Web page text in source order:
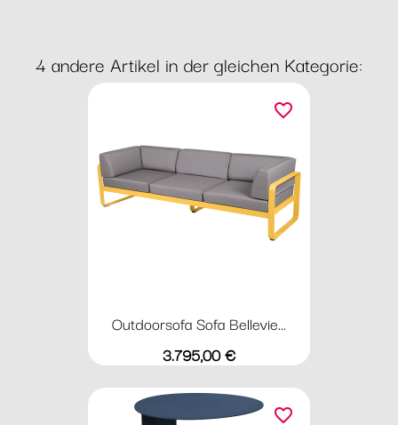
4 andere Artikel in der gleichen Kategorie:
Outdoorsofa Sofa Bellevie...
Preis
3.795,00 €
favorite_border
favorite_border